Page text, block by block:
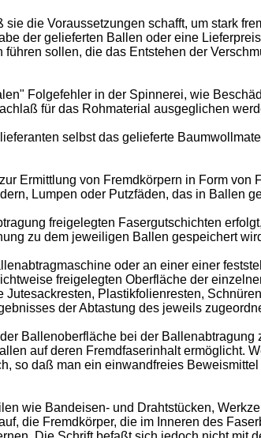
die Voraussetzungen schafft, um stark
der gelieferten Ballen oder eine
sollen, die das Entstehen der
Folgefehler in der Spinnerei, wie
für das Rohmaterial ausgegli­chen
selbst das gelie­ferte
Ermittlung von Fremdkörpern in Form von
Lumpen oder Putzfäden, das in Ballen
freigelegten Fasergutschichten
zu dem jeweiligen Ballen gespeichert
oder an einer einer
freigelegten Oberfläche der
Plastikfolienresten,
der Abtastung des jeweils
Ballenoberfläche bei der Ballenabtragung
auf deren Fremdfaserinhalt ermöglicht.
so daß man ein einwandfreies
wie Bandeisen- und Draht­stücken,
die Fremdkörper, die im Inneren des